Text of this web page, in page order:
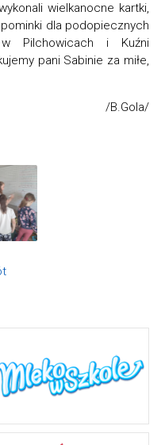
wielkanocne kartki,
dla podopiecznych
Pilchowicach i Kuźni
pani Sabinie za miłe,
/B.Gola/